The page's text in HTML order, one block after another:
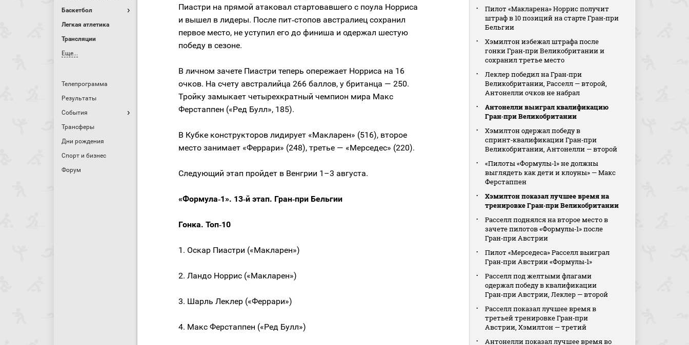
Баскетбол
Легкая атлетика
Трансляции
Еще...
Телепрограмма
Результаты
События
Трансферы
Дни рождения
Спорт и бизнес
Форум
Пиастри на прямой атаковал стартовавшего с поула Норриса
и вышел в лидеры. После пит‑стопов австралиец сохранил
первое место, не уступил его до финиша и одержал шестую
победу в сезоне.
В личном зачете Пиастри теперь опережает Норриса на 16
очков. На счету австралийца 266 баллов, у британца — 250.
Тройку замыкает четырехкратный чемпион мира Макс
Ферстаппен («Ред Булл», 185).
В Кубке конструкторов лидирует «Макларен» (516), второе
место занимает «Феррари» (248), третье — «Мерседес» (220).
Следующий этап пройдет в Венгрии 1–3 августа.
«Формула‑1». 13‑й этап. Гран‑при Бельгии
Гонка. Топ‑10
1. Оскар Пиастри («Макларен»)
2. Ландо Норрис («Макларен»)
3. Шарль Леклер («Феррари»)
4. Макс Ферстаппен («Ред Булл»)
Пилот «Макларена» Норрис получит
штраф в 10 позиций на старте Гран‑при
Бельгии
Хэмилтон избежал штрафа после
гонки Гран‑при Великобритании и
сохранил третье место
Леклер победил на Гран‑при
Великобритании, Расселл — второй,
Антонелли очков не набрал
Антонелли выиграл квалификацию
Гран‑при Великобритании
Хэмилтон одержал победу в
спринт‑квалификации Гран‑при
Великобритании, Антонелли — второй
«Пилоты «Формулы‑1» не должны
выглядеть как дети и клоуны» — Макс
Ферстаппен
Хэмилтон показал лучшее время на
тренировке Гран‑при Великобритании
Расселл поднялся на второе место в
зачете пилотов «Формулы‑1» после
Гран‑при Австрии
Пилот «Мерседеса» Расселл выиграл
Гран‑при Австрии «Формулы‑1»
Расселл под желтыми флагами
одержал победу в квалификации
Гран‑при Австрии, Леклер — второй
Расселл показал лучшее время в
третьей тренировке Гран‑при
Австрии, Хэмилтон — третий
Антонелли показал лучшее время во